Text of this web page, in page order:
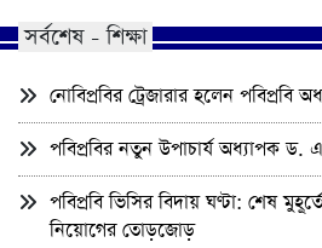
সর্বশেষ - শিক্ষা
নোবিপ্রবির ট্রেজারার হলেন পবিপ্রবি
পবিপ্রবির নতুন উপাচার্য অধ্যাপক ড.
পবিপ্রবি ভিসির বিদায় ঘণ্টা: শেষ
নিয়োগের তোড়জোড়